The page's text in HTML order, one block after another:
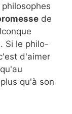
de
Si le philo-
d'aimer
qu'à son